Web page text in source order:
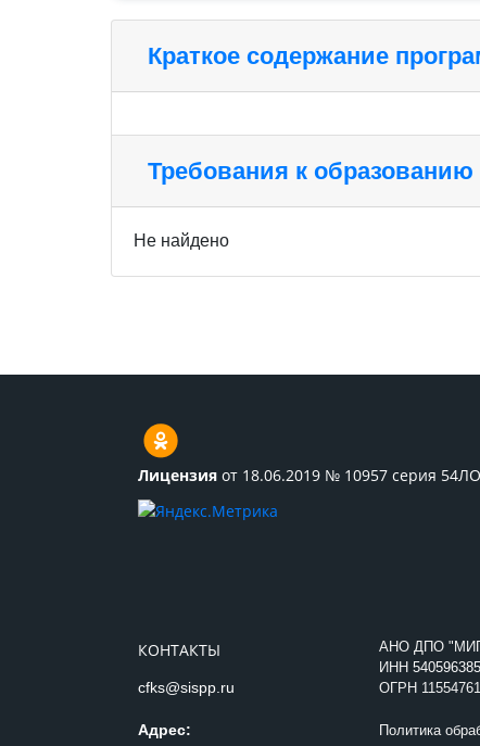
Краткое содержание
Требования к
Не найдено
Лицензия от 18.06.2019 № 10957 серия
КОНТАКТЫ
cfks@sispp.ru
Адрес:
АНО ДПО
ИНН
ОГРН
Политика